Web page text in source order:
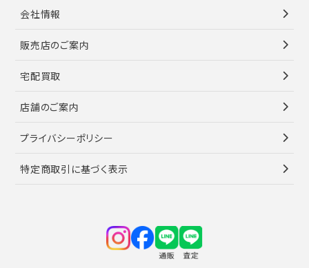
会社情報
販売店のご案内
宅配買取
店舗のご案内
プライバシーポリシー
特定商取引に基づく表示